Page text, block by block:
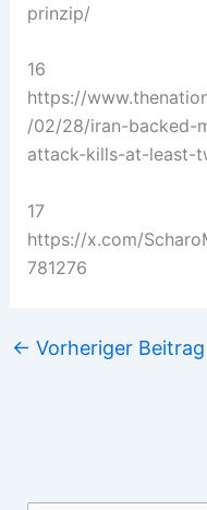
prinzip/
16
https://
/02/28/iran-backed-
attack-kills-at-least-
17
https://x.com/
781276
← Vorheriger Beitrag